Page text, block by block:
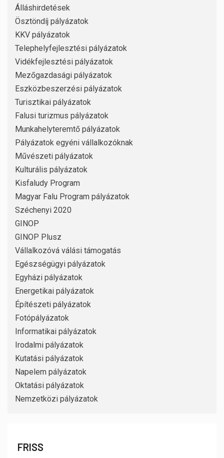
Álláshirdetések
Ösztöndíj pályázatok
KKV pályázatok
Telephelyfejlesztési pályázatok
Vidékfejlesztési pályázatok
Mezőgazdasági pályázatok
Eszközbeszerzési pályázatok
Turisztikai pályázatok
Falusi turizmus pályázatok
Munkahelyteremtő pályázatok
Pályázatok egyéni vállalkozóknak
Művészeti pályázatok
Kulturális pályázatok
Kisfaludy Program
Magyar Falu Program pályázatok
Széchenyi 2020
GINOP
GINOP Plusz
Vállalkozóvá válási támogatás
Egészségügyi pályázatok
Egyházi pályázatok
Energetikai pályázatok
Építészeti pályázatok
Fotópályázatok
Informatikai pályázatok
Irodalmi pályázatok
Kutatási pályázatok
Napelem pályázatok
Oktatási pályázatok
Nemzetközi pályázatok
FRISS